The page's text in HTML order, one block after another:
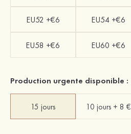
EU52 +€6 EU54 +€6
EU58 +€6 EU60 +€6
Production urgente disponible :
15 jours 10 jours + 8 €